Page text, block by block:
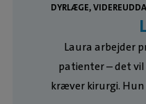
DYRLÆGE,
Laura arbejder
patienter – det vil
kræver kirurgi.